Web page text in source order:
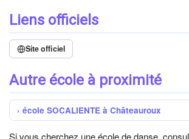
Liens officiels
Site officiel
Autre école à proximité
école SOCALIENTE à Châteauroux
Si vous cherchez une école de danse,